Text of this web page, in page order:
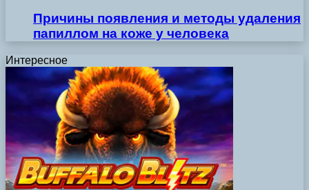
Причины появления и методы удаления
папиллом на коже у человека
Интересное